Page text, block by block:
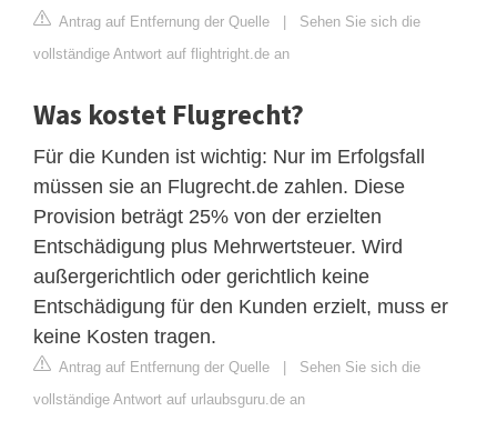
Antrag auf Entfernung der Quelle | Sehen Sie sich die
vollständige Antwort auf flightright.de an
Was kostet Flugrecht?
Für die Kunden ist wichtig: Nur im Erfolgsfall
müssen sie an Flugrecht.de zahlen. Diese
Provision beträgt 25% von der erzielten
Entschädigung plus Mehrwertsteuer. Wird
außergerichtlich oder gerichtlich keine
Entschädigung für den Kunden erzielt, muss er
keine Kosten tragen.
Antrag auf Entfernung der Quelle | Sehen Sie sich die
vollständige Antwort auf urlaubsguru.de an